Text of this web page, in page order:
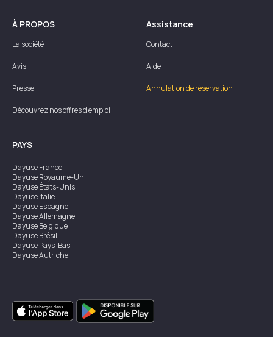
À PROPOS
La société
Avis
Presse
Découvrez nos offres d'emploi
Assistance
Contact
Aide
Annulation de réservation
PAYS
DayuseFrance
DayuseRoyaume-Uni
DayuseÉtats-Unis
DayuseItalie
DayuseEspagne
DayuseAllemagne
DayuseBelgique
DayuseBrésil
DayusePays-Bas
DayuseAutriche
DayuseSingapour
DayuseSuède
DayuseThaïlande